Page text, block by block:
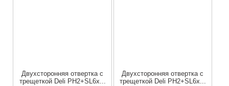
Двухсторонняя отвертка с
трещеткой Deli PH2+SL6x...
Двухсторонняя отвертка с
трещеткой Deli PH2+SL6x...